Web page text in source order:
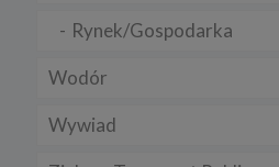
Rynek/Gospodarka
Wodór
Wywiad